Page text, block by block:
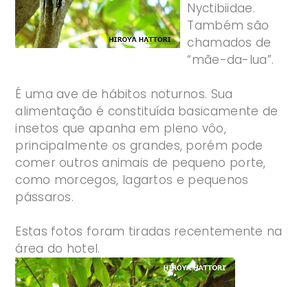
Nyctibiidae.
Também são
chamados de
“mãe-da-lua”.
É uma ave de hábitos noturnos. Sua
alimentação é constituída basicamente de
insetos que apanha em pleno vôo,
principalmente os grandes, porém pode
comer outros animais de pequeno porte,
como morcegos, lagartos e pequenos
pássaros.
Estas fotos foram tiradas recentemente na
área do hotel.